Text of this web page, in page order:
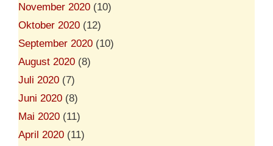
November 2020 (10)
Oktober 2020 (12)
September 2020 (10)
August 2020 (8)
Juli 2020 (7)
Juni 2020 (8)
Mai 2020 (11)
April 2020 (11)